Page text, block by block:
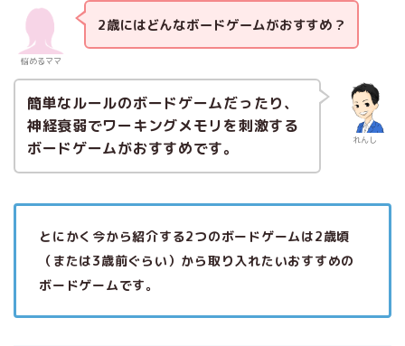
悩めるママ
2歳にはどんなボードゲームがおすすめ？
れんし
簡単なルールのボードゲームだったり、
神経衰弱でワーキングメモリを刺激する
ボードゲームがおすすめです。
とにかく今から紹介する2つのボードゲームは2歳頃
（または3歳前ぐらい）から取り入れたいおすすめの
ボードゲームです。